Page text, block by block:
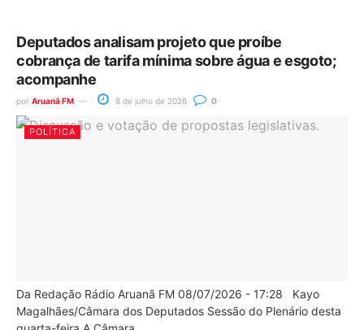
Deputados analisam projeto que proíbe
cobrança de tarifa mínima sobre água e esgoto;
acompanhe
por Aruanã FM 8 de julho de 2026 0
POLÍTICA
Da Redação Rádio Aruanã FM 08/07/2026 - 17:28 Kayo
Magalhães/Câmara dos Deputados Sessão do Plenário desta